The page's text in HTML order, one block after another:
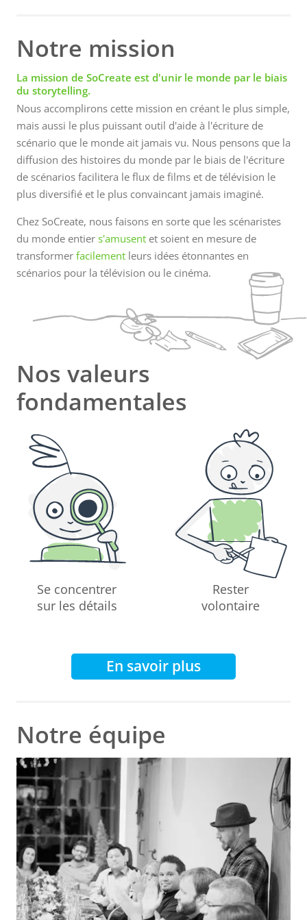
façons de faire les choses. Nous intégrons cette
valeur à notre plus récente initiative de bureaux :
Lunch Meet. Lunch Meet est une série mensuelle où
nous nous rencontrons pour le déjeuner (mais pas
nécessairement pour déjeuner 😊) pour montrer et
raconter ce que nous avons récemment appris
dans...
Notre mission
La mission de SoCreate est d'unir le monde par le biais
du storytelling.
Nous accomplirons cette mission en créant le plus simple,
mais aussi le plus puissant outil d'aide à l'écriture de
scénario que le monde ait jamais vu. Nous pensons que la
diffusion des histoires du monde par le biais de l'écriture
de scénarios facilitera le flux de films et de télévision le
plus diversifié et le plus convaincant jamais imaginé.
Chez SoCreate, nous faisons en sorte que les scénaristes
du monde entier s'amusent et soient en mesure de
transformer facilement leurs idées étonnantes en
scénarios pour la télévision ou le cinéma.
Nos valeurs
fondamentales
Se concentrer
sur les détails
Rester
volontaire
En savoir plus
Notre équipe